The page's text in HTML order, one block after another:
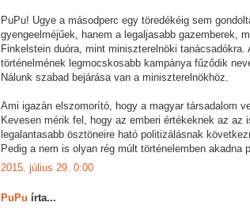
PuPu! Ugye a másodperc egy töredékéig sem
gyengeelméjűek, hanem a legaljasabb gazemberek,
Finkelstein duóra, mint miniszterelnöki
történelmének legmocskosabb kampánya fűződik
Nálunk szabad bejárása van a miniszterelnökhöz.
Ami igazán elszomorító, hogy a magyar társadalom
Kevesen mérik fel, hogy az emberi értékeknek az
legalantasabb ösztöneire ható politizálásnak
Pedig a nem is olyan rég múlt történelemben akadna
2015. július 29. 0:00
PuPu írta...